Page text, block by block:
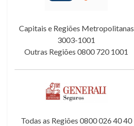
Capitais e Regiões Metropolitanas
3003-1001
Outras Regiões 0800 720 1001
Todas as Regiões 0800 026 40 40